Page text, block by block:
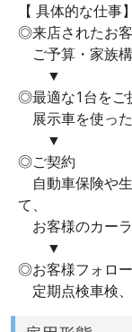
【 具体的な仕事】
◎来店されたお
ご予算・家族
▼
◎最適な1台をご
展示車を使っ
▼
◎ご契約
自動車保険や
て、
お客様のカー
▼
◎お客様フォロー
定期点検車検